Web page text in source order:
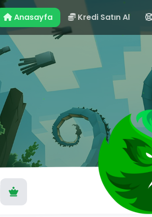
Anasayfa Kredi Satın Al